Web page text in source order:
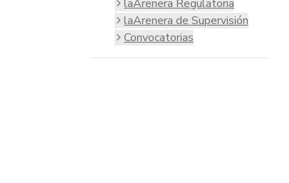
laArenera Regulatoria
laArenera de Supervisión
Convocatorias